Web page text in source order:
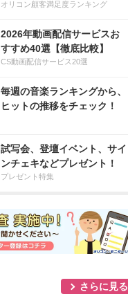
オリコン顧客満足度ランキング
2026年動画配信サービスお
すすめ40選【徹底比較】
CS動画配信サービス20選
毎週の音楽ランキングから、
ヒットの推移をチェック！
試写会、登壇イベント、サイ
ンチェキなどプレゼント！
プレゼント特集
さらに見る